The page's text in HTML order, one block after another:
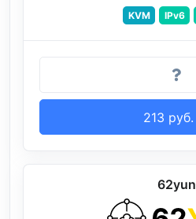
KVM IPv6
213 руб.
62yun